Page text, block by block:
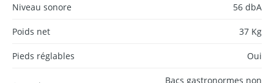
Niveau sonore 56 dbA
Poids net 37 Kg
Pieds réglables Oui
Bacs gastronormes non